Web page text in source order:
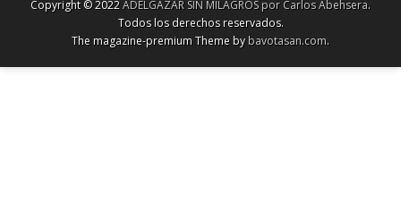
Copyright © 2022ADELGAZAR SIN MILAGROS por Carlos Abehsera.
Todos los derechos reservados.
The magazine-premium Theme bybavotasan.com.